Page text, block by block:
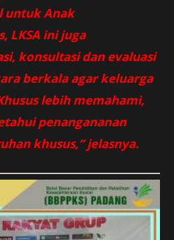
untuk Anak
LKSA ini juga
konsultasi dan evaluasi
berkala agar keluarga
lebih memahami,
penangananan
khusus,” jelasnya.